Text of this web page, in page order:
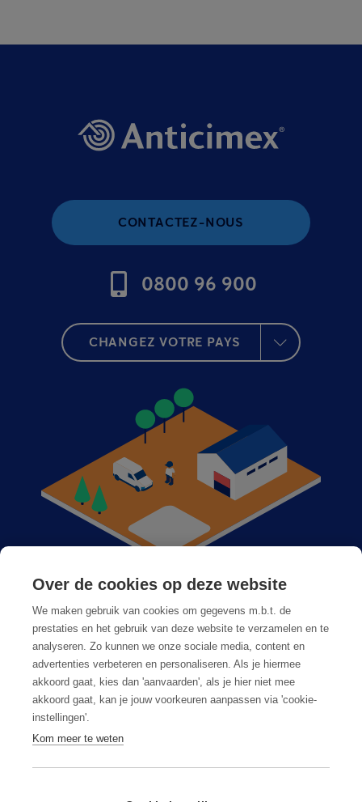
CONTACTEZ-NOUS
0800 96 900
CHANGEZ VOTRE PAYS
Anticimex dans votre région
Postes vacants
Foire aux questions
Over de cookies op deze website
We maken gebruik van cookies om gegevens m.b.t. de
prestaties en het gebruik van deze website te verzamelen en te
analyseren. Zo kunnen we onze sociale media, content en
advertenties verbeteren en personaliseren. Als je hiermee
akkoord gaat, kies dan 'aanvaarden', als je hier niet mee
akkoord gaat, kan je jouw voorkeuren aanpassen via 'cookie-
instellingen'.
Kom meer te weten